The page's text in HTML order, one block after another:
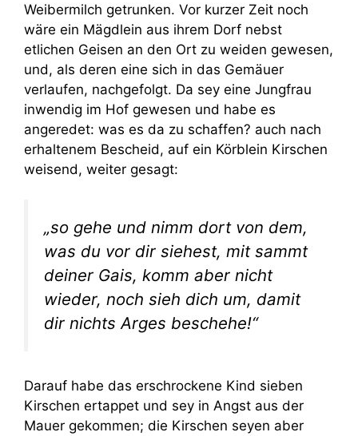
Weibermilch getrunken. Vor kurzer Zeit noch
wäre ein Mägdlein aus ihrem Dorf nebst
etlichen Geisen an den Ort zu weiden gewesen,
und, als deren eine sich in das Gemäuer
verlaufen, nachgefolgt. Da sey eine Jungfrau
inwendig im Hof gewesen und habe es
angeredet: was es da zu schaffen? auch nach
erhaltenem Bescheid, auf ein Körblein Kirschen
weisend, weiter gesagt:
„so gehe und nimm dort von dem,
was du vor dir siehest, mit sammt
deiner Gais, komm aber nicht
wieder, noch sieh dich um, damit
dir nichts Arges beschehe!“
Darauf habe das erschrockene Kind sieben
Kirschen ertappet und sey in Angst aus der
Mauer gekommen; die Kirschen seyen aber